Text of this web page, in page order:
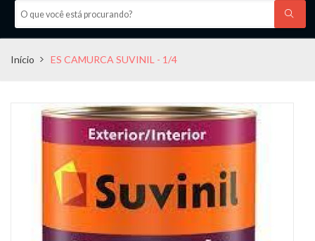
Início ES CAMURCA SUVINIL - 1/4